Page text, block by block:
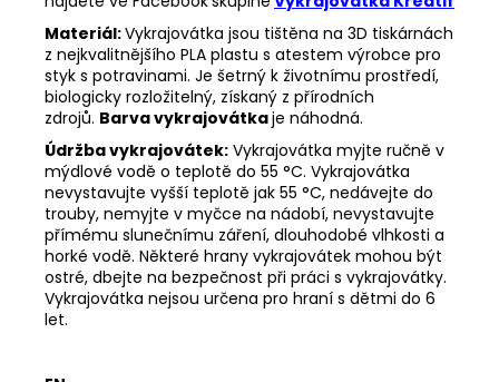
Materiál:Vykrajovátka jsou tištěna na 3D tiskárnách
z nejkvalitnějšího PLA plastu s atestem výrobce pro
styk s potravinami. Je šetrný k životnímu prostředí,
biologicky rozložitelný, získaný z přírodních
zdrojů. Barva vykrajovátkaje náhodná.
Údržba vykrajovátek: Vykrajovátka myjte ručně v
mýdlové vodě o teplotě do 55 °C. Vykrajovátka
nevystavujte vyšší teplotě jak 55 °C, nedávejte do
trouby, nemyjte v myčce na nádobí, nevystavujte
přímému slunečnímu záření, dlouhodobé vlhkosti a
horké vodě. Některé hrany vykrajovátek mohou být
ostré, dbejte na bezpečnost při práci s vykrajovátky.
Vykrajovátka nejsou určena pro hraní s dětmi do 6
let.